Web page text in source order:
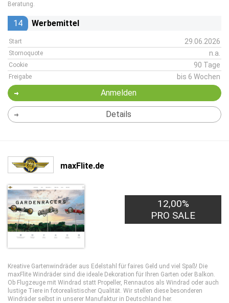
Beratung.
14 Werbemittel
Start 29.06.2026
Stornoquote n.a.
Cookie 90 Tage
Freigabe bis 6 Wochen
Anmelden
Details
maxFlite.de
12,00%
PRO SALE
Kreative Gartenwindräder aus Edelstahl für faires Geld und viel Spaß! Die
maxFlite Windräder sind die ideale Dekoration für Ihren Garten oder Balkon.
Ob Flugzeuge mit Windrad statt Propeller, Rennautos als Windrad oder auch
lustige Tiere in fotorealistischer Qualität. Wir stellen diese besonderen
Windräder selbst in unserer Manufaktur in Deutschland her.